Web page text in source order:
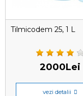
Tilmicodem 25, 1 L
2000Lei
vezi detalii